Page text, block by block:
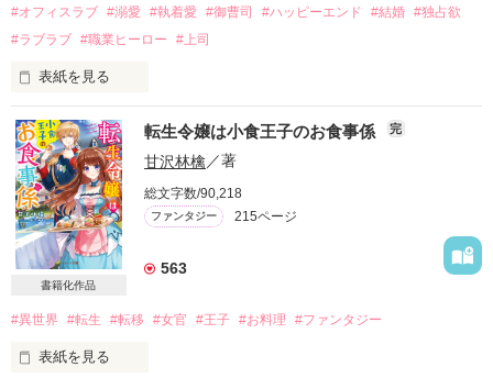
作品の長さについて
コンテスト
超短編！フェチから始まる溺愛コンテスト
スターツ出版小説投稿サイト合同企画「1話からの長編大
賞」ベリーズカフェ会場
その他の条件 動画あり
過去の傷から、二度と会いたくないと思っていた哲平に
そして、ひょんなことから
さらに、美桜が初めてだと知った哲平は
『責任をとる、結婚しよう』と真っ直ぐに告げてきた。
戸惑う美桜とは裏腹に、好きという気持ちを隠すことなく
甘やかしてくる。
そんなある日、哲平は美桜がストーカー被害に
遭っていることを知る。
美桜を守るため、哲平は同居を提案してきて――。
夏木美桜(なつきみお)
✕
#オフィスラブ #溺愛 #執着愛 #御曹司 #ハッピーエンド #結婚 #独占欲
#ラブラブ #職業ヒーロー #上司
表紙を見る
舞川雛子（26）は大手お菓子メーカー、三日月製菓コーポレー
ションの企画戦略室で働いている。
また雛子には2年前から付き合いはじめ、半年前から同棲を始
めた、同期で恋人の石垣守（26）がいるのだが、後輩の姫原由
羅（24）との浮気が発覚した上、いつのまにか元カノにされて
いた。
守と由羅から『便利屋雛子』と馬鹿にされ、一人こっそり泣い
ていた雛子に、企画戦略室の上司である雪瀬鷹哉（29）が
『──俺と結婚してくれないか』といきなりプロポーズをしてき
鷹哉『宜しくな、俺の雛子』🦅
雛子『俺の……ひぃ、雛子？！！！』🐥
書籍化作品
転生令嬢は小食王子のお食事係 完
甘沢林檎／著
総文字数/90,218
ファンタジー 215ページ
563
#異世界 #転生 #転移 #女官 #王子 #お料理 #ファンタジー
表紙を見る